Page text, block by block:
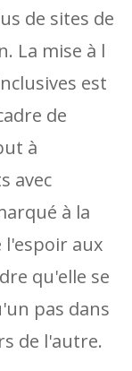
de sites de
La mise à l
est
de
à
avec
à la
aux
qu'elle se
pas dans
de l'autre.